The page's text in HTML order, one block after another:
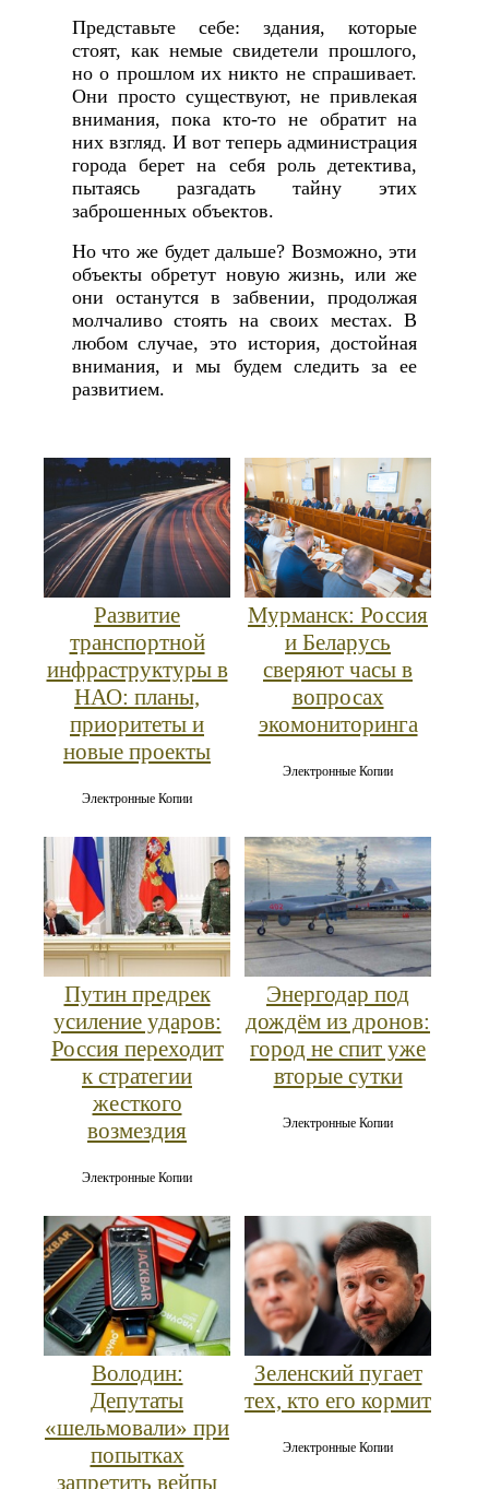
Представьте себе: здания, которые
стоят, как немые свидетели прошлого,
но о прошлом их никто не спрашивает.
Они просто существуют, не привлекая
внимания, пока кто-то не обратит на
них взгляд. И вот теперь администрация
города берет на себя роль детектива,
пытаясь разгадать тайну этих
заброшенных объектов.
Но что же будет дальше? Возможно, эти
объекты обретут новую жизнь, или же
они останутся в забвении, продолжая
молчаливо стоять на своих местах. В
любом случае, это история, достойная
внимания, и мы будем следить за ее
развитием.
Развитие
транспортной
инфраструктуры в
НАО: планы,
приоритеты и
новые проекты
Электронные Копии
Мурманск: Россия
и Беларусь
сверяют часы в
вопросах
экомониторинга
Электронные Копии
Путин предрек
усиление ударов:
Россия переходит
к стратегии
жесткого
возмездия
Электронные Копии
Энергодар под
дождём из дронов:
город не спит уже
вторые сутки
Электронные Копии
Володин:
Депутаты
«шельмовали» при
попытках
запретить вейпы
Зеленский пугает
тех, кто его кормит
Электронные Копии